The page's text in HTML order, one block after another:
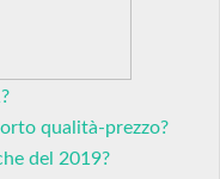
qualità-prezzo?
del 2019?